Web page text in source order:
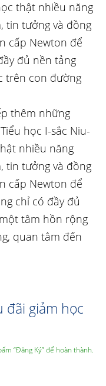
thật nhiều năng
tin tưởng và đồng
cấp Newton để
đủ nền tảng
trên con đường
thêm những
học I-sắc Niu-
nhiều năng
tin tưởng và đồng
cấp Newton để
chỉ có đầy đủ
tâm hồn rộng
quan tâm đến
đãi giảm học
“Đăng Ký” để hoàn thành.